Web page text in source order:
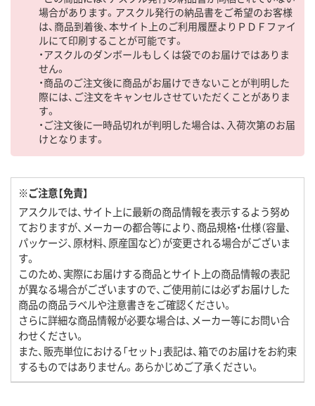
場合があります。アスクル発行の納品書をご希望のお客様
は、商品到着後、本サイト上のご利用履歴よりＰＤＦファイ
ルにて印刷することが可能です。
・アスクルのダンボールもしくは袋でのお届けではありま
せん。
・商品のご注文後に商品がお届けできないことが判明した
際には、ご注文をキャンセルさせていただくことがありま
す。
・ご注文後に一時品切れが判明した場合は、入荷次第のお届
けとなります。
※ご注意【免責】
アスクルでは、サイト上に最新の商品情報を表示するよう努め
ておりますが、メーカーの都合等により、商品規格・仕様（容量、
パッケージ、原材料、原産国など）が変更される場合がございま
す。
このため、実際にお届けする商品とサイト上の商品情報の表記
が異なる場合がございますので、ご使用前には必ずお届けした
商品の商品ラベルや注意書きをご確認ください。
さらに詳細な商品情報が必要な場合は、メーカー等にお問い合
わせください。
また、販売単位における「セット」表記は、箱でのお届けをお約束
するものではありません。あらかじめご了承ください。